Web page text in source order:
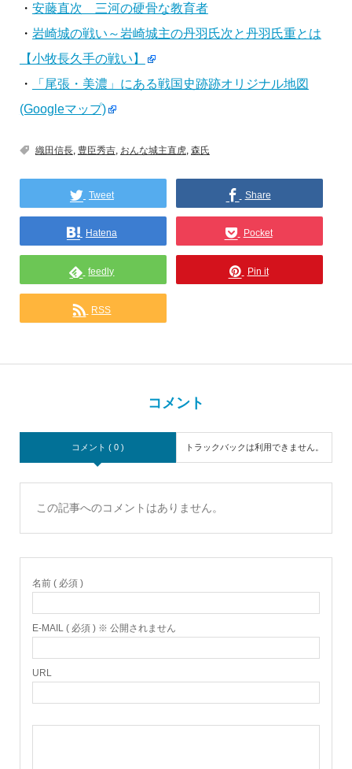
・ 安藤直次 三河の硬骨な教育者
・ 岩崎城の戦い～岩崎城主の丹羽氏次と丹羽氏重とは
【小牧長久手の戦い】
・
「尾張・美濃」にある戦国史跡跡オリジナル地図
(Googleマップ)
織田信長, 豊臣秀吉, おんな城主直虎, 森氏
Tweet Share
Hatena Pocket
feedly Pin it
RSS
コメント
コメント ( 0 ) トラックバックは利用できません。
この記事へのコメントはありません。
名前 ( 必須 )
E-MAIL ( 必須 ) ※ 公開されません
URL